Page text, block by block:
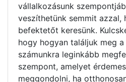
vállalkozásunk
veszíthetünk semmit azzal,
befektetőt keresünk.
hogy hogyan találjuk meg
számunkra leginkább
szempont, amelyet
meggondolni, ha